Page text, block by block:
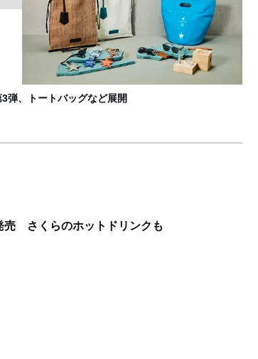
弾、トートバッグなど展開
売 さくらのホットドリンクも